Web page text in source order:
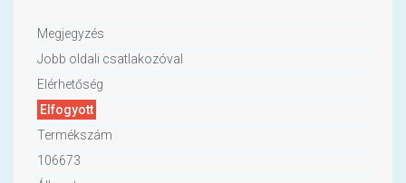
Megjegyzés
Jobb oldali csatlakozóval
Elérhetőség
Elfogyott
Termékszám
106673